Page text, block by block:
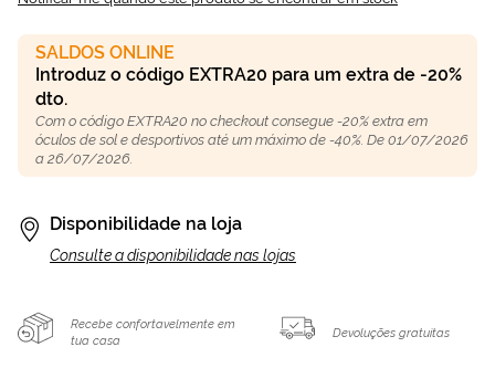
SALDOS ONLINE
Introduz o código EXTRA20 para um extra de -20%
dto.
Com o código EXTRA20 no checkout consegue -20% extra em
óculos de sol e desportivos até um máximo de -40%. De 01/07/2026
a 26/07/2026.
Disponibilidade na loja
Consulte a disponibilidade nas lojas
Recebe confortavelmente em
tua casa
Devoluções gratuitas